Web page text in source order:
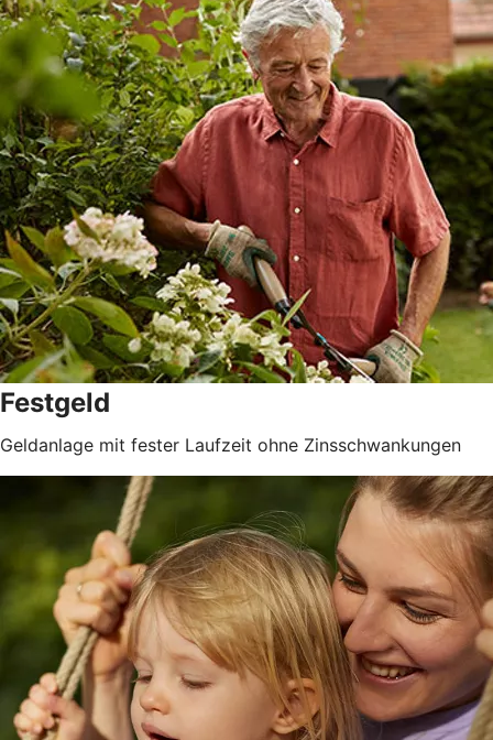
Festgeld
Geldanlage mit fester Laufzeit ohne Zinsschwankungen